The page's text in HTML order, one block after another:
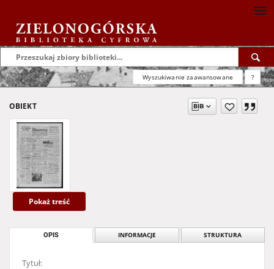
Wyszukiwanie zaawansowane ?
OBIEKT
Pokaż treść
OPIS INFORMACJE STRUKTURA
Tytuł: